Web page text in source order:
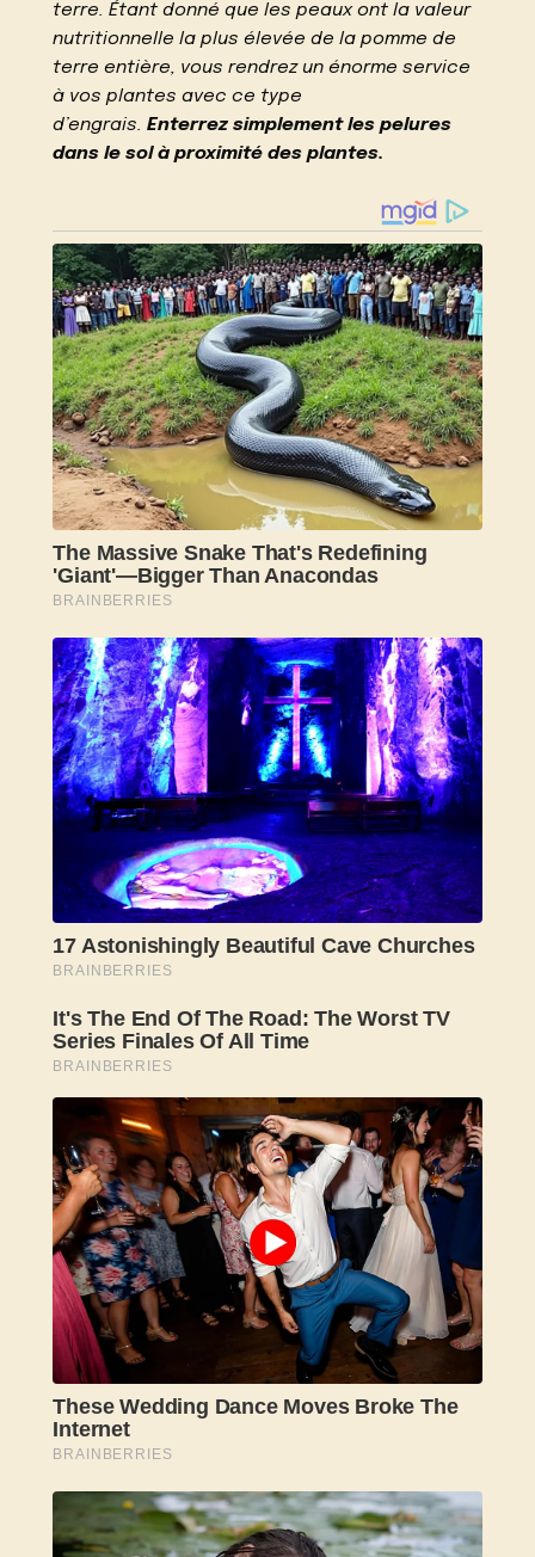
terre. Étant donné que les peaux ont la valeur
nutritionnelle la plus élevée de la pomme de
terre entière, vous rendrez un énorme service
à vos plantes avec ce type
d’engrais.Enterrez simplement les pelures
dans le sol à proximité des plantes.